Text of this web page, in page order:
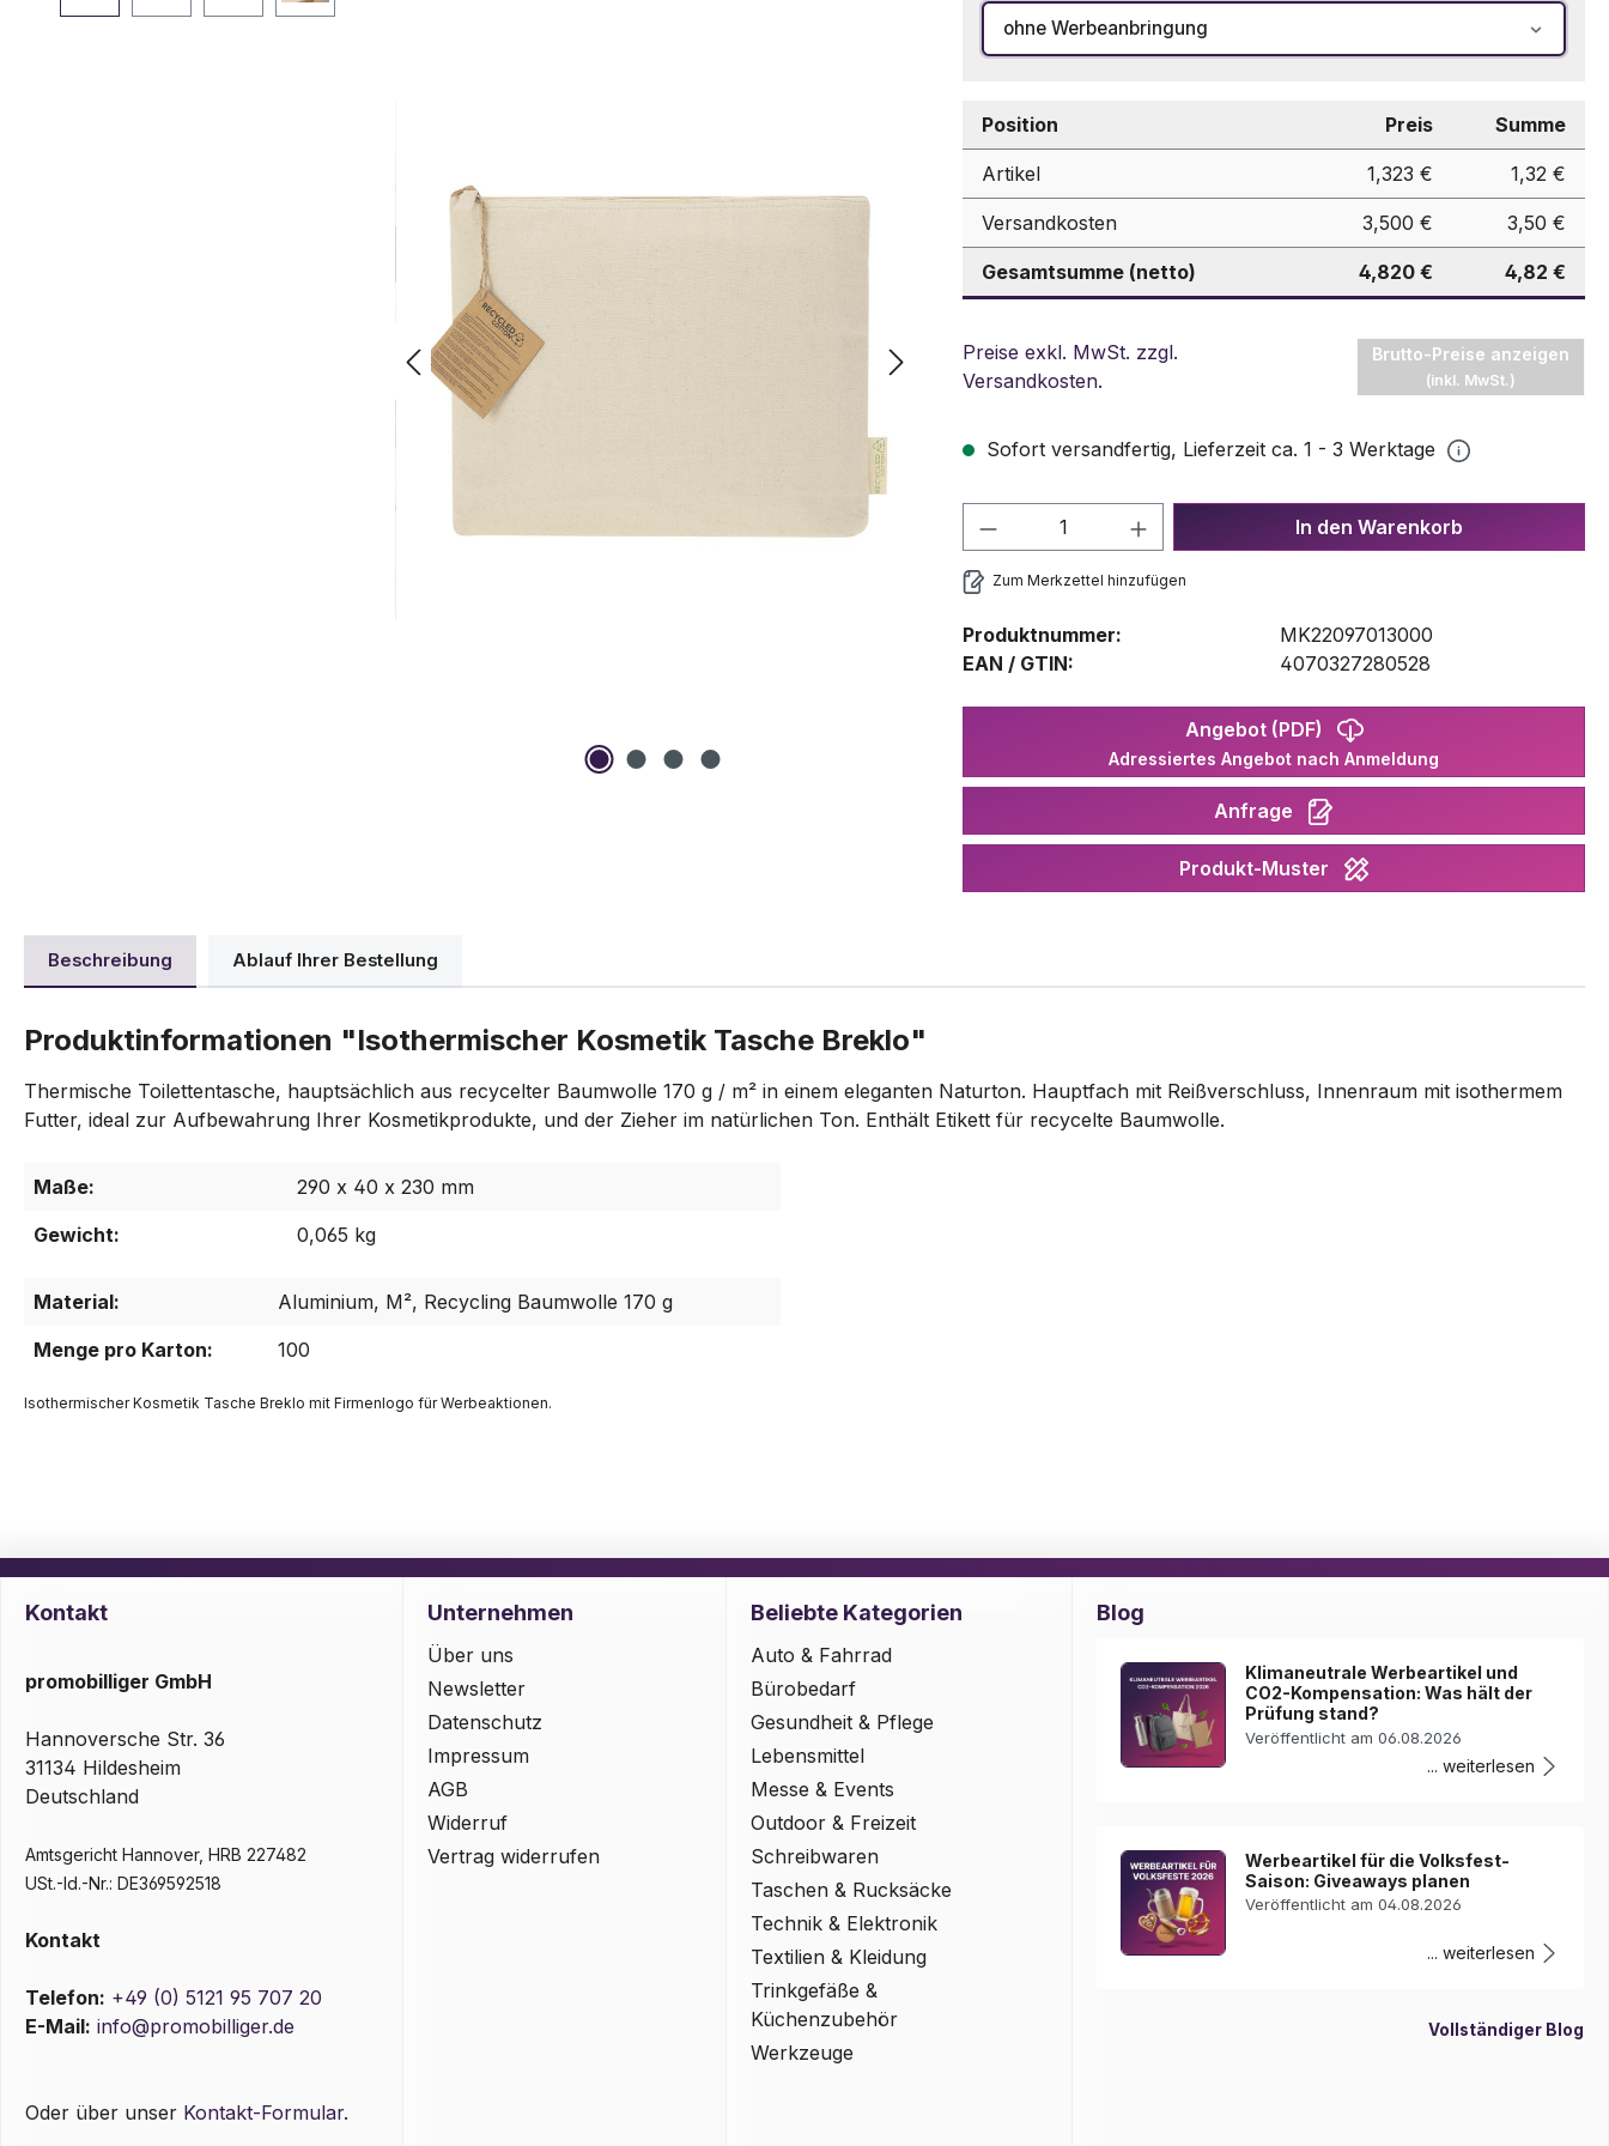
ohne Werbeanbringung
Position Preis Summe
Artikel 1,323 € 1,32 €
Versandkosten 3,500 € 3,50 €
Gesamtsumme (netto) 4,820 € 4,82 €
Preise exkl. MwSt. zzgl.
Versandkosten.
Brutto-Preise anzeigen
(inkl. MwSt.)
Sofort versandfertig, Lieferzeit ca. 1 - 3 Werktage
Produkt Anzahl: Gib den gewünschten Wert
In den Warenkorb
Zum Merkzettel hinzufügen
Produktnummer:
MK22097013000
EAN / GTIN:
4070327280528
Angebot (PDF)
Adressiertes Angebot nach Anmeldung
Anfrage
Produkt-Muster
Beschreibung Ablauf Ihrer Bestellung
Produktinformationen "Isothermischer Kosmetik Tasche Breklo"
Thermische Toilettentasche, hauptsächlich aus recycelter Baumwolle 170 g / m² in einem eleganten Naturton. Hauptfach mit Reißverschluss, Innenraum mit isothermem
Futter, ideal zur Aufbewahrung Ihrer Kosmetikprodukte, und der Zieher im natürlichen Ton. Enthält Etikett für recycelte Baumwolle.
Maße:
290 x 40 x 230 mm
Gewicht:
0,065 kg
Material:
Aluminium, M², Recycling Baumwolle 170 g
Menge pro Karton:
100
Isothermischer Kosmetik Tasche Breklo mit Firmenlogo für Werbeaktionen.
Kontakt
promobilliger GmbH
Hannoversche Str. 36
31134 Hildesheim
Deutschland
Amtsgericht Hannover, HRB 227482
USt.-Id.-Nr.: DE369592518
Kontakt
Telefon: +49 (0) 5121 95 707 20
E-Mail: info@promobilliger.de
Oder über unser Kontakt-Formular.
Unternehmen
Über uns
Newsletter
Datenschutz
Impressum
AGB
Widerruf
Vertrag widerrufen
Beliebte Kategorien
Auto & Fahrrad
Bürobedarf
Gesundheit & Pflege
Lebensmittel
Messe & Events
Outdoor & Freizeit
Schreibwaren
Taschen & Rucksäcke
Technik & Elektronik
Textilien & Kleidung
Trinkgefäße &
Küchenzubehör
Werkzeuge
Blog
Klimaneutrale Werbeartikel und
CO2-Kompensation: Was hält der
Prüfung stand?
Veröffentlicht am 06.08.2026
... weiterlesen
Werbeartikel für die Volksfest-
Saison: Giveaways planen
Veröffentlicht am 04.08.2026
... weiterlesen
Vollständiger Blog